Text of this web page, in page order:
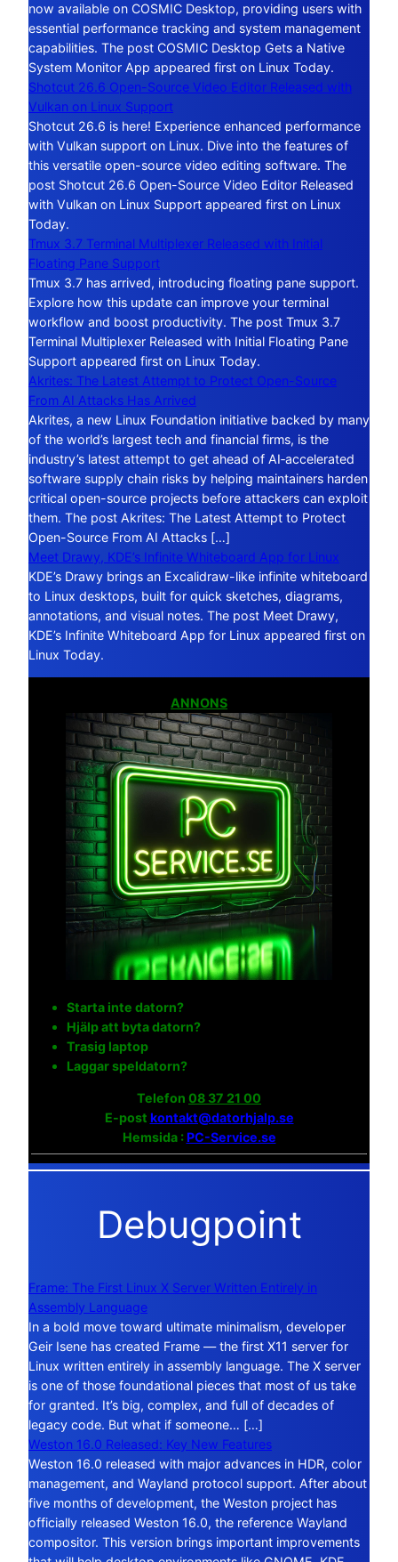
now available on COSMIC Desktop, providing users with
essential performance tracking and system management
capabilities. The post COSMIC Desktop Gets a Native
System Monitor App appeared first on Linux Today.
Shotcut 26.6 Open-Source Video Editor Released with
Vulkan on Linux Support
Shotcut 26.6 is here! Experience enhanced performance
with Vulkan support on Linux. Dive into the features of
this versatile open-source video editing software. The
post Shotcut 26.6 Open-Source Video Editor Released
with Vulkan on Linux Support appeared first on Linux
Today.
Tmux 3.7 Terminal Multiplexer Released with Initial
Floating Pane Support
Tmux 3.7 has arrived, introducing floating pane support.
Explore how this update can improve your terminal
workflow and boost productivity. The post Tmux 3.7
Terminal Multiplexer Released with Initial Floating Pane
Support appeared first on Linux Today.
Akrites: The Latest Attempt to Protect Open-Source
From AI Attacks Has Arrived
Akrites, a new Linux Foundation initiative backed by many
of the world’s largest tech and financial firms, is the
industry’s latest attempt to get ahead of AI‑accelerated
software supply chain risks by helping maintainers harden
critical open-source projects before attackers can exploit
them. The post Akrites: The Latest Attempt to Protect
Open-Source From AI Attacks […]
Meet Drawy, KDE’s Infinite Whiteboard App for Linux
KDE’s Drawy brings an Excalidraw-like infinite whiteboard
to Linux desktops, built for quick sketches, diagrams,
annotations, and visual notes. The post Meet Drawy,
KDE’s Infinite Whiteboard App for Linux appeared first on
Linux Today.
ANNONS
Starta inte datorn?
Hjälp att byta datorn?
Trasig laptop
Laggar speldatorn?
Telefon 08 37 21 00
E-post kontakt@datorhjalp.se
Hemsida :PC-Service.se
Debugpoint
Frame: The First Linux X Server Written Entirely in
Assembly Language
In a bold move toward ultimate minimalism, developer
Geir Isene has created Frame — the first X11 server for
Linux written entirely in assembly language. The X server
is one of those foundational pieces that most of us take
for granted. It’s big, complex, and full of decades of
legacy code. But what if someone… […]
Weston 16.0 Released: Key New Features
Weston 16.0 released with major advances in HDR, color
management, and Wayland protocol support. After about
five months of development, the Weston project has
officially released Weston 16.0, the reference Wayland
compositor. This version brings important improvements